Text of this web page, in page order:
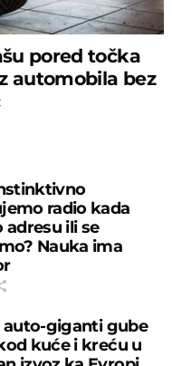
pored točka
automobila bez
radio kada
adresu ili se
Nauka ima
auto-giganti gube
kuće i kreću u